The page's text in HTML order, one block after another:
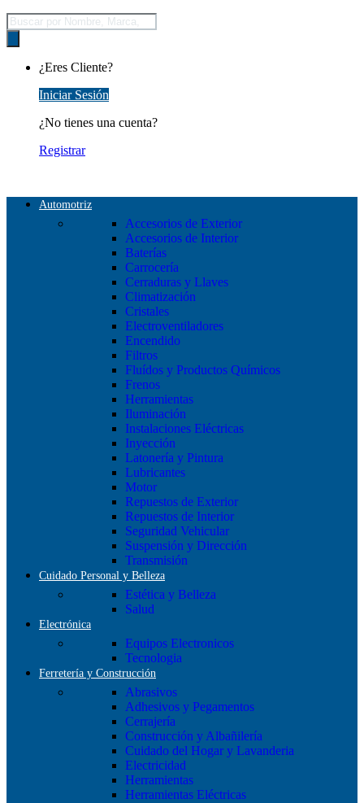
Búsqueda
de
productos
¿Eres Cliente?
Iniciar Sesión
¿No tienes una cuenta?
Registrar
Automotriz
Accesorios de Exterior
Accesorios de Interior
Baterías
Carrocería
Cerraduras y Llaves
Climatización
Cristales
Electroventiladores
Encendido
Filtros
Fluídos y Productos Químicos
Frenos
Herramientas
Iluminación
Instalaciones Eléctricas
Inyección
Latonería y Pintura
Lubricantes
Motor
Repuestos de Exterior
Repuestos de Interior
Seguridad Vehicular
Suspensión y Dirección
Transmisión
Cuidado Personal y Belleza
Estética y Belleza
Salud
Electrónica
Equipos Electronicos
Tecnologia
Ferretería y Construcción
Abrasivos
Adhesivos y Pegamentos
Cerrajería
Construcción y Albañilería
Cuidado del Hogar y Lavanderia
Electricidad
Herramientas
Herramientas Eléctricas